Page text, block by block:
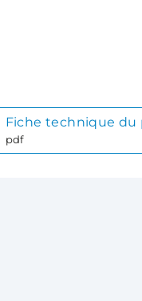
Fiche technique du
pdf